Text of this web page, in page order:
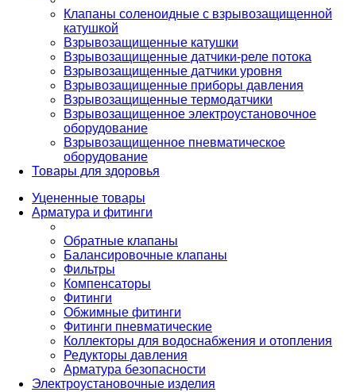
Клапаны соленоидные с взрывозащищенной
катушкой
Взрывозащищенные катушки
Взрывозащищенные датчики-реле потока
Взрывозащищенные датчики уровня
Взрывозащищенные приборы давления
Взрывозащищенные термодатчики
Взрывозащищенное электроустановочное
оборудование
Взрывозащищенное пневматическое
оборудование
Товары для здоровья
Уцененные товары
Арматура и фитинги
Обратные клапаны
Балансировочные клапаны
Фильтры
Компенсаторы
Фитинги
Обжимные фитинги
Фитинги пневматические
Коллекторы для водоснабжения и отопления
Редукторы давления
Арматура безопасности
Электроустановочные изделия